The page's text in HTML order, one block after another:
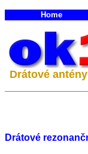
Home
Drátové
Drátové